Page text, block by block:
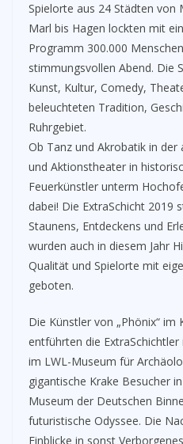
Spielorte aus 24 Städten von
Marl bis Hagen lockten mit
Programm 300.000
stimmungsvollen Abend. Die
Kunst, Kultur, Comedy,
beleuchteten Tradition,
Ruhrgebiet.
Ob Tanz und Akrobatik in der
und Aktionstheater in
Feuerkünstler unterm
dabei! Die ExtraSchicht 2019
Staunens, Entdeckens und
wurden auch in diesem Jahr
Qualität und Spielorte mit
geboten.
Die Künstler von „Phönix“
entführten die
im LWL-Museum für
gigantische Krake Besucher
Museum der Deutschen
futuristische Odyssee. Die
Einblicke in sonst